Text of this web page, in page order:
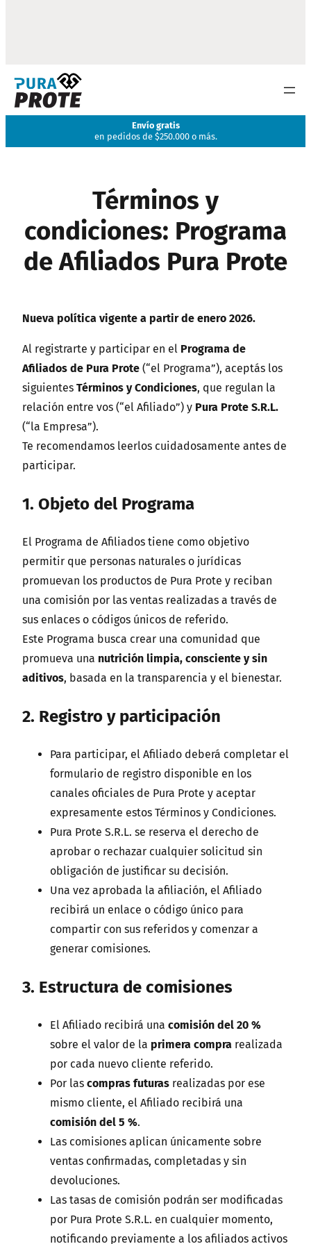
Envío gratis
en pedidos de $250.000 o más.
Términos y
condiciones: Programa
de Afiliados Pura Prote
Nueva política vigente a partir de enero 2026.
Al registrarte y participar en el Programa de
Afiliados de Pura Prote (“el Programa”), aceptás los
siguientes Términos y Condiciones, que regulan la
relación entre vos (“el Afiliado”) y Pura Prote S.R.L.
(“la Empresa”).
Te recomendamos leerlos cuidadosamente antes de
participar.
1. Objeto del Programa
El Programa de Afiliados tiene como objetivo
permitir que personas naturales o jurídicas
promuevan los productos de Pura Prote y reciban
una comisión por las ventas realizadas a través de
sus enlaces o códigos únicos de referido.
Este Programa busca crear una comunidad que
promueva una nutrición limpia, consciente y sin
aditivos, basada en la transparencia y el bienestar.
2. Registro y participación
Para participar, el Afiliado deberá completar el
formulario de registro disponible en los
canales oficiales de Pura Prote y aceptar
expresamente estos Términos y Condiciones.
Pura Prote S.R.L. se reserva el derecho de
aprobar o rechazar cualquier solicitud sin
obligación de justificar su decisión.
Una vez aprobada la afiliación, el Afiliado
recibirá un enlace o código único para
compartir con sus referidos y comenzar a
generar comisiones.
3. Estructura de comisiones
El Afiliado recibirá una comisión del 20 %
sobre el valor de la primera compra realizada
por cada nuevo cliente referido.
Por las compras futuras realizadas por ese
mismo cliente, el Afiliado recibirá una
comisión del 5 %.
Las comisiones aplican únicamente sobre
ventas confirmadas, completadas y sin
devoluciones.
Las tasas de comisión podrán ser modificadas
por Pura Prote S.R.L. en cualquier momento,
notificando previamente a los afiliados activos